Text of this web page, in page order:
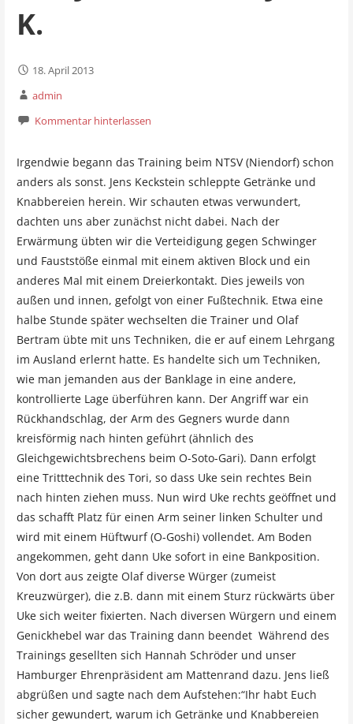
K.
18. April 2013
admin
Kommentar hinterlassen
Irgendwie begann das Training beim NTSV (Niendorf) schon
anders als sonst. Jens Keckstein schleppte Getränke und
Knabbereien herein. Wir schauten etwas verwundert,
dachten uns aber zunächst nicht dabei. Nach der
Erwärmung übten wir die Verteidigung gegen Schwinger
und Fauststöße einmal mit einem aktiven Block und ein
anderes Mal mit einem Dreierkontakt. Dies jeweils von
außen und innen, gefolgt von einer Fußtechnik. Etwa eine
halbe Stunde später wechselten die Trainer und Olaf
Bertram übte mit uns Techniken, die er auf einem Lehrgang
im Ausland erlernt hatte. Es handelte sich um Techniken,
wie man jemanden aus der Banklage in eine andere,
kontrollierte Lage überführen kann. Der Angriff war ein
Rückhandschlag, der Arm des Gegners wurde dann
kreisförmig nach hinten geführt (ähnlich des
Gleichgewichtsbrechens beim O-Soto-Gari). Dann erfolgt
eine Tritttechnik des Tori, so dass Uke sein rechtes Bein
nach hinten ziehen muss. Nun wird Uke rechts geöffnet und
das schafft Platz für einen Arm seiner linken Schulter und
wird mit einem Hüftwurf (O-Goshi) vollendet. Am Boden
angekommen, geht dann Uke sofort in eine Bankposition.
Von dort aus zeigte Olaf diverse Würger (zumeist
Kreuzwürger), die z.B. dann mit einem Sturz rückwärts über
Uke sich weiter fixierten. Nach diversen Würgern und einem
Genickhebel war das Training dann beendet Während des
Trainings gesellten sich Hannah Schröder und unser
Hamburger Ehrenpräsident am Mattenrand dazu. Jens ließ
abgrüßen und sagte nach dem Aufstehen:“Ihr habt Euch
sicher gewundert, warum ich Getränke und Knabbereien